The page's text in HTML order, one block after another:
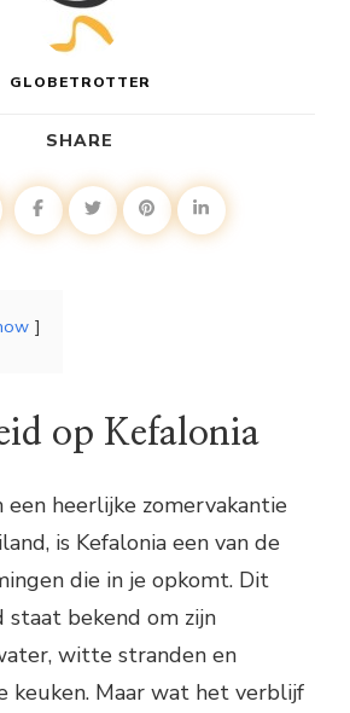
GLOBETROTTER
SHARE
op Kefalonia
een heerlijke zomervakantie
is Kefalonia een van de
die in je opkomt. Dit
staat bekend om zijn
witte stranden en
keuken. Maar wat het verblijf